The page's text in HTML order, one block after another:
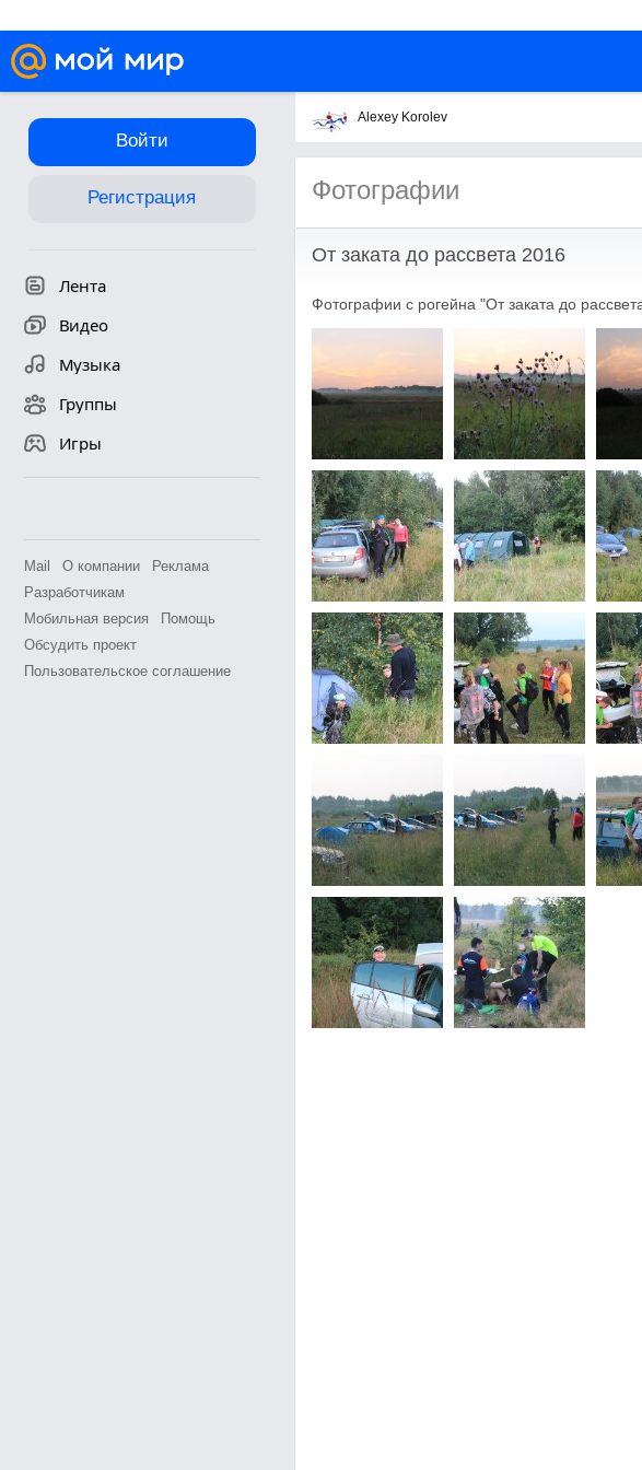
Войти
Регистрация
Лента
Видео
Музыка
Группы
Игры
Mail О компании
Реклама
Разработчикам
Мобильная версия
Помощь
Обсудить проект
Пользовательское соглашение
Alexey Korolev
Фотографии
От заката до рассвета 2016
Фотографии с рогейна "От заката до